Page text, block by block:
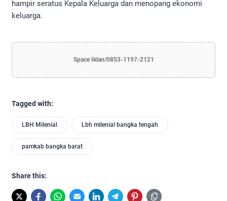
hampir seratus Kepala Keluarga dan menopang ekonomi
keluarga.
Space Iklan/0853-1197-2121
Tagged with:
LBH Milenial Lbh milenial bangka tengah
pamkab bangka barat
Share this: